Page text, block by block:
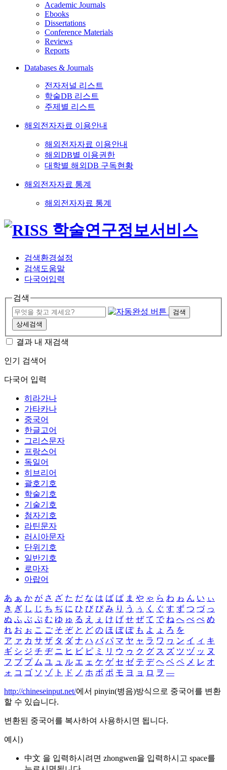
Academic Journals
Ebooks
Dissertations
Conference Materials
Reviews
Reports
Databases & Journals
전자저널 리스트
학술DB 리스트
주제별 리스트
해외전자자료 이용안내
해외전자자료 이용안내
해외DB별 이용권한
대학별 해외DB 구독현황
해외전자자료 통계
해외전자자료 통계
검색환경설정
검색도움말
다국어입력
검색
검색
상세검색
결과 내 재검색
인기 검색어
다국어 입력
히라가나
가타카나
중국어
한글고어
그리스문자
프랑스어
독일어
히브리어
괄호기호
학술기호
기술기호
첨자기호
라틴문자
러시아문자
단위기호
일반기호
로마자
아랍어
あ ぁ か が さ ざ た だ な は ば ぱ ま や ゃ ら わ ゎ ん い ぃ
き ぎ し じ ち ぢ に ひ び ぴ み り う ぅ く ぐ す ず つ づ っ
ぬ ふ ぶ ぷ む ゆ ゅ る え ぇ け げ せ ぜ て で ね へ べ ぺ め
れ お ぉ こ ご そ ぞ と ど の ほ ぼ ぽ も よ ょ ろ を
ア ァ カ サ ザ タ ダ ナ ハ バ パ マ ヤ ャ ラ ワ ヮ ン イ ィ キ
ギ シ ジ チ ヂ ニ ヒ ビ ピ ミ リ ウ ゥ ク グ ス ズ ツ ヅ ッ ヌ
フ ブ プ ム ユ ュ ル エ ェ ケ ゲ セ ゼ テ デ ヘ ベ ペ メ レ オ
ォ コ ゴ ソ ゾ ト ド ノ ホ ボ ポ モ ヨ ョ ロ ヲ ―
http://chineseinput.net/에서 pinyin(병음)방식으로 중국어를 변환
할 수 있습니다.
변환된 중국어를 복사하여 사용하시면 됩니다.
예시)
中文 을 입력하시려면 zhongwen을 입력하시고 space를